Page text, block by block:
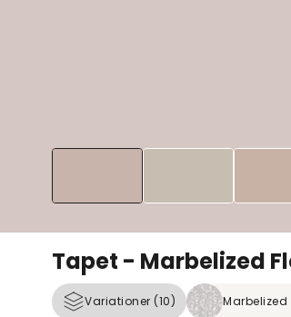
Tapet - Marbelized
Variationer (10) Marbelized